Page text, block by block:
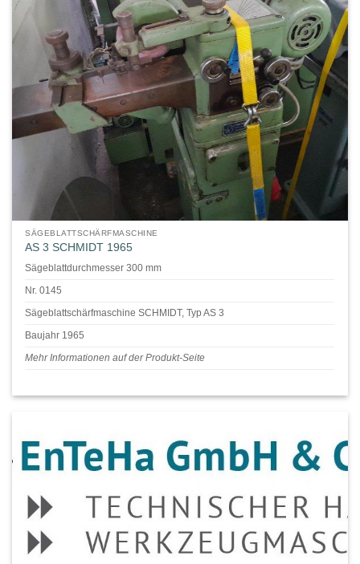
SÄGEBLATTSCHÄRFMASCHINE
AS 3 SCHMIDT 1965
Sägeblattdurchmesser 300 mm
Nr. 0145
Sägeblattschärfmaschine SCHMIDT, Typ AS 3
Baujahr 1965
Mehr Informationen auf der Produkt-Seite